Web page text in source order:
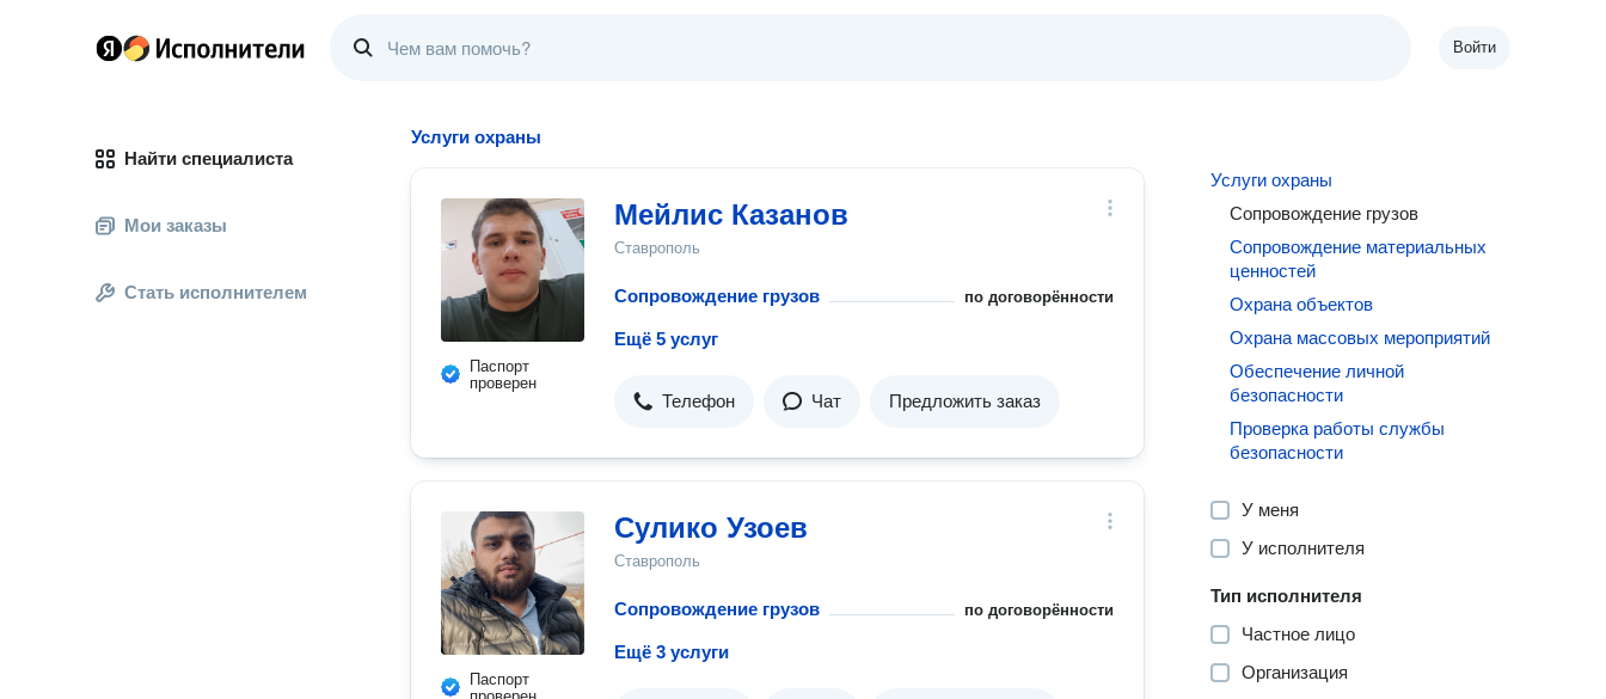
Войти
Найти специалиста
Мои заказы
Стать исполнителем
Услуги охраны
Паспорт
проверен
Мейлис Казанов
Ставрополь
Сопровождение грузов по договорённости
Ещё 5 услуг
Телефон Чат Предложить заказ
Паспорт
Сулико Узоев
Ставрополь
Сопровождение грузов по договорённости
Ещё 3 услуги
Услуги охраны
Сопровождение грузов
Сопровождение материальных
ценностей
Охрана объектов
Охрана массовых мероприятий
Обеспечение личной
безопасности
Проверка работы службы
безопасности
У меня
У исполнителя
Тип исполнителя
Частное лицо
Организация